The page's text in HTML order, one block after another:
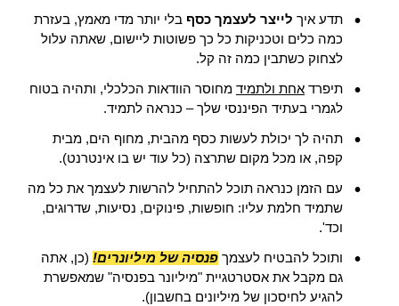
תדע איך לייצר לעצמך כסף בלי יותר מדי מאמץ, בעזרת
כמה כלים וטכניקות כל כך פשוטות ליישום, שאתה עלול
לצחוק כשתבין כמה זה קל.
תיפרדאחת ולתמיד מחוסר הוודאות הכלכלי, ותהיה בטוח
לגמרי בעתיד הפיננסי שלך – כנראה לתמיד.
תהיה לך יכולת לעשות כסף מהבית, מחוף הים, מבית
קפה, או מכל מקום שתרצה (כל עוד יש בו אינטרנט).
עם הזמן כנראה תוכל להתחיל להרשות לעצמך את כל מה
שתמיד חלמת עליו: חופשות, פינוקים, נסיעות, שדרוגים,
וכד'.
ותוכל להבטיח לעצמךפנסיה של מיליונרים! (כן, אתה
גם מקבל את אסטרטגיית "מיליונר בפנסיה" שמאפשרת
להגיע לחיסכון של מיליונים בחשבון).